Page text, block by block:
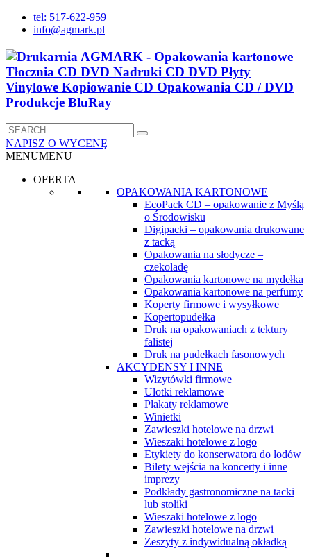
tel: 517-622-959
info@agmark.pl
NAPISZ O WYCENĘ
MENUMENU
OFERTA
OPAKOWANIA KARTONOWE
EcoPack CD – opakowanie z Myślą
o Środowisku
Digipacki – opakowania drukowane
z tacką
Opakowania na słodycze –
czekoladę
Opakowania kartonowe na mydełka
Opakowania kartonowe na perfumy
Koperty firmowe i wysyłkowe
Kopertopudełka
Druk na opakowaniach z tektury
falistej
Druk na pudełkach fasonowych
AKCYDENSY I INNE
Wizytówki firmowe
Ulotki reklamowe
Plakaty reklamowe
Winietki
Zawieszki hotelowe na drzwi
Wieszaki hotelowe z logo
Etykiety do konserwatora do lodów
Bilety wejścia na koncerty i inne
imprezy
Podkłady gastronomiczne na tacki
lub stoliki
Wieszaki hotelowe z logo
Zawieszki hotelowe na drzwi
Zeszyty z indywidualną okładką